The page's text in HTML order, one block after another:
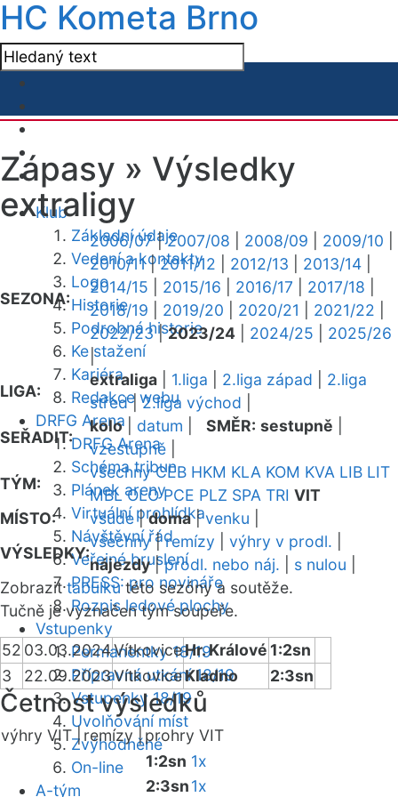
HC Kometa Brno
Klub
Základní údaje
Vedení a kontakty
Logo
Historie
Podrobná historie
Ke stažení
Kariéra
Redakce webu
DRFG Arena
DRFG Arena
Schéma tribun
Plánek areny
Virtuální prohlídka
Návštěvní řád
Veřejné bruslení
PRESS: pro novináře
Rozpis ledové plochy
Vstupenky
Permanentky 18/19
Přípravná utkání 18/19
Vstupenky 18/19
Uvolňování míst
Zvýhodněné
On-line
A-tým
Zápasy » Výsledky
extraligy
SEZONA:
2006/07|2007/08 2008/09 2009/10
2010/11|2011/12 2012/13 2013/14
2014/15
2015/16 2016/17 2017/18
2018/19
2019/20 2020/21 2021/22
2022/23|2023/24 2024/25
2025/26
|
LIGA:
extraliga 1.liga 2.liga západ
2.liga
střed|2.liga východ
SEŘADIT:
kolo| datum SMĚR: sestupně
vzestupně
TÝM:
všechny CEB HKM KLA KOM KVA LIB LIT
MBL OLO PCE PLZ SPA TRI VIT
MÍSTO:
všude|doma|venku
VÝSLEDKY:
všechny|remízy výhry v prodl.
nájezdy|prodl. nebo náj. s nulou
Zobrazittabulkutéto sezóny a soutěže.
Tučně je vyznačen tým soupeře.
52 03.03.2024VítkoviceHr. Králové 1:2sn
3
22.09.2023VítkoviceKladno 2:3sn
Četnost výsledků
výhry VIT | remízy |prohry VIT
1:2sn 1x
2:3sn1x